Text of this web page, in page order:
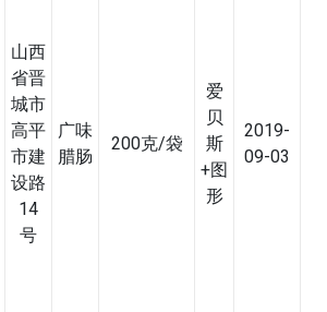
山西
省晋
城市
高平
市建
设路
14
号
广味
腊肠
200克/袋
爱
贝
斯
+图
形
2019-
09-03